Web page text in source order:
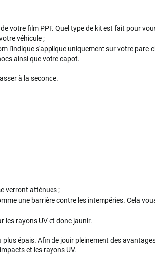
votre film PPF. Quel type de kit est fait pour
véhicule ;
l'indique s'applique uniquement sur votre pare-
ainsi que votre capot.
à la seconde.
verront atténués ;
une barrière contre les intempéries. Cela
les rayons UV et donc jaunir.
plus épais. Afin de jouir pleinement des
et les rayons UV.